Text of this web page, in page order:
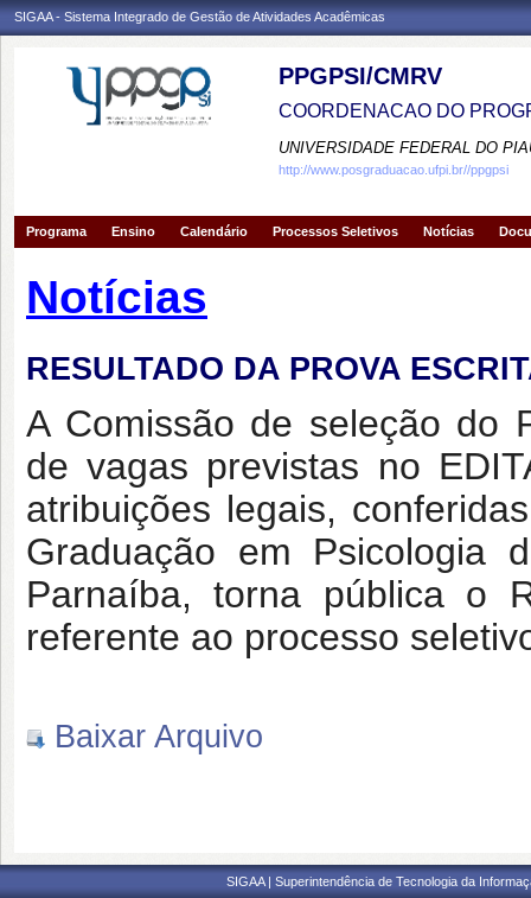
SIGAA - Sistema Integrado de Gestão de Atividades Acadêmicas
PPGPSI/CMRV
COORDENACAO DO
UNIVERSIDADE FEDERAL DO
http://www.posgraduacao.ufpi.br//ppgpsi
Programa Ensino Calendário Processos Seletivos Notícias
Notícias
RESULTADO DA PROVA
A Comissão de seleção do
de vagas previstas no
atribuições legais,
Graduação em Psicologia
Parnaíba, torna pública o
referente ao processo
Baixar Arquivo
SIGAA | Superintendência de Tecnologia da